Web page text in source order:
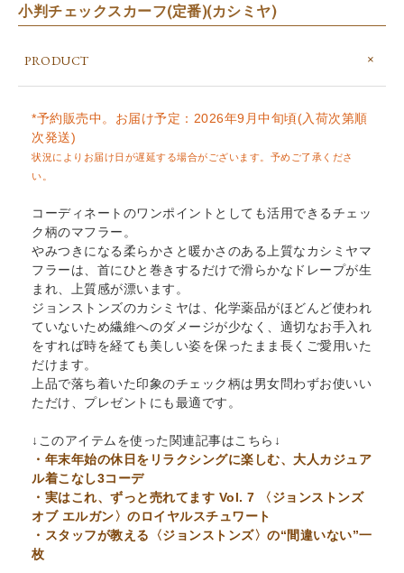
小判チェックスカーフ(定番)(カシミヤ)
PRODUCT
*予約販売中。お届け予定：2026年9月中旬頃(入荷次第順
次発送)
状況によりお届け日が遅延する場合がございます。予めご了承くださ
い。
コーディネートのワンポイントとしても活用できるチェッ
ク柄のマフラー。
やみつきになる柔らかさと暖かさのある上質なカシミヤマ
フラーは、首にひと巻きするだけで滑らかなドレープが生
まれ、上質感が漂います。
ジョンストンズのカシミヤは、化学薬品がほどんど使われ
ていないため繊維へのダメージが少なく、適切なお手入れ
をすれば時を経ても美しい姿を保ったまま長くご愛用いた
だけます。
上品で落ち着いた印象のチェック柄は男女問わずお使いい
ただけ、プレゼントにも最適です。
↓このアイテムを使った関連記事はこちら↓
・年末年始の休日をリラクシングに楽しむ、大人カジュア
ル着こなし3コーデ
・実はこれ、ずっと売れてます Vol. 7 〈ジョンストンズ
オブ エルガン〉のロイヤルスチュワート
・スタッフが教える〈ジョンストンズ〉の“間違いない”一
枚